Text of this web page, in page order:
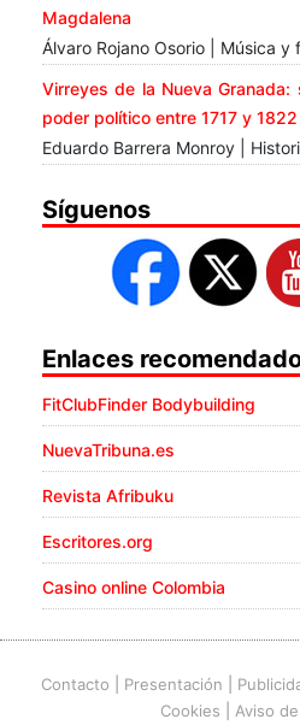
Magdalena
Álvaro Rojano Osorio | Música y
Virreyes de la Nueva Granada:
poder político entre 1717 y 1822
Eduardo Barrera Monroy |
Síguenos
Enlaces
FitClubFinder Bodybuilding
NuevaTribuna.es
Revista Afribuku
Escritores.org
Casino online Colombia
Contacto Presentación
Cookies
Aviso